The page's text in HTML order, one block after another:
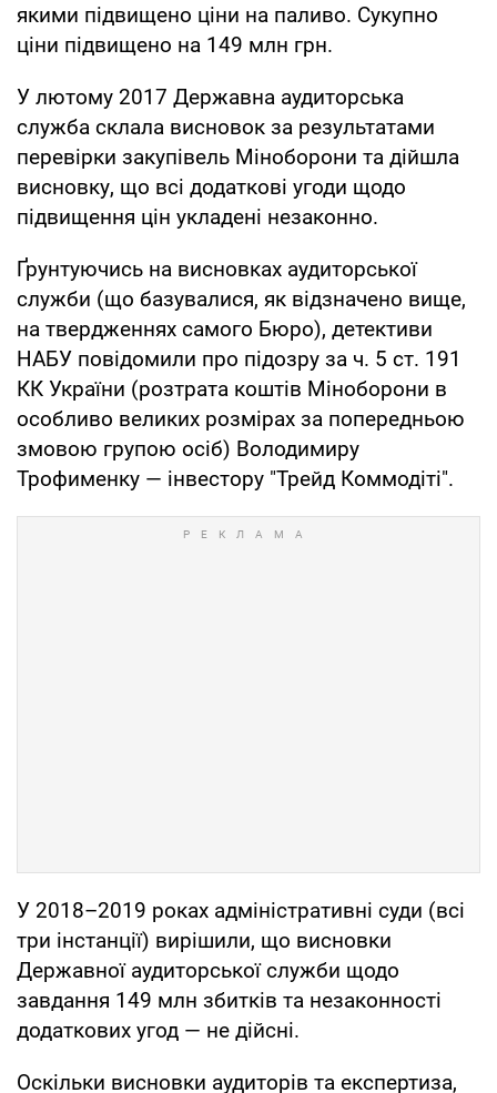
якими підвищено ціни на паливо. Сукупно
ціни підвищено на 149 млн грн.
У лютому 2017 Державна аудиторська
служба склала висновок за результатами
перевірки закупівель Міноборони та дійшла
висновку, що всі додаткові угоди щодо
підвищення цін укладені незаконно.
Ґрунтуючись на висновках аудиторської
служби (що базувалися, як відзначено вище,
на твердженнях самого Бюро), детективи
НАБУ повідомили про підозру за ч. 5 ст. 191
КК України (розтрата коштів Міноборони в
особливо великих розмірах за попередньою
змовою групою осіб) Володимиру
Трофименку — інвестору "Трейд Коммодіті".
У 2018–2019 роках адміністративні суди (всі
три інстанції) вирішили, що висновки
Державної аудиторської служби щодо
завдання 149 млн збитків та незаконності
додаткових угод — не дійсні.
Оскільки висновки аудиторів та експертиза,